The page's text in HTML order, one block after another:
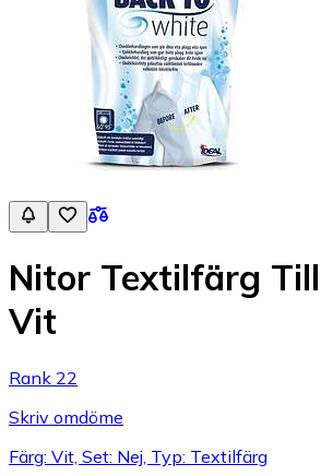
Nitor Textilfärg
Vit
Rank 22
Skriv omdöme
Färg: Vit, Set: Nej, Typ: Textilfärg